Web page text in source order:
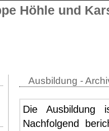
Höhle und
Ausbildung -
Die Ausbildung
Nachfolgend